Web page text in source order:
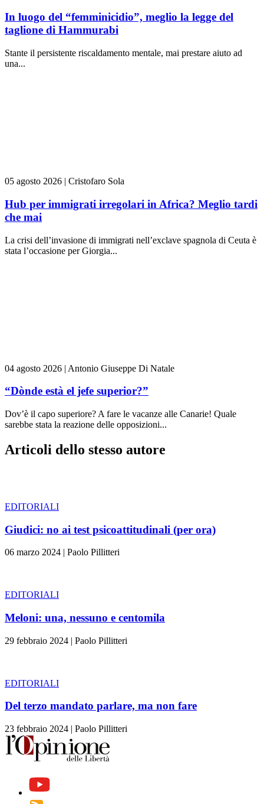
In luogo del “femminicidio”, meglio la legge del
taglione di Hammurabi
Stante il persistente riscaldamento mentale, mai prestare aiuto ad
una...
05 agosto 2026 | Cristofaro Sola
Hub per immigrati irregolari in Africa? Meglio tardi
che mai
La crisi dell’invasione di immigrati nell’exclave spagnola di Ceuta è
stata l’occasione per Giorgia...
04 agosto 2026 | Antonio Giuseppe Di Natale
“Dònde està el jefe superior?”
Dov’è il capo superiore? A fare le vacanze alle Canarie! Quale
sarebbe stata la reazione delle opposizioni...
Articoli dello stesso autore
EDITORIALI
Giudici: no ai test psicoattitudinali (per ora)
06 marzo 2024 | Paolo Pillitteri
EDITORIALI
Meloni: una, nessuno e centomila
29 febbraio 2024 | Paolo Pillitteri
EDITORIALI
Del terzo mandato parlare, ma non fare
23 febbraio 2024 | Paolo Pillitteri